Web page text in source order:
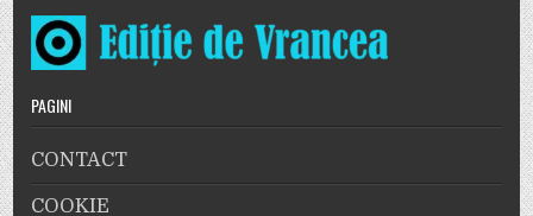
PAGINI
CONTACT
COOKIE